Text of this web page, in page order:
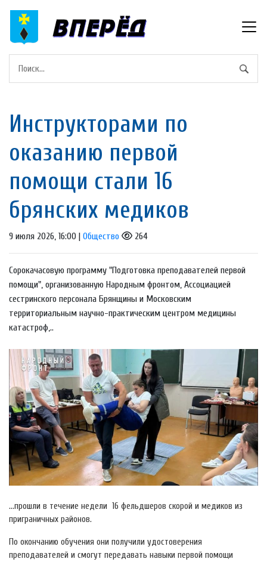
Инструкторами по
оказанию первой
помощи стали 16
брянских медиков
9 июля 2026, 16:00 | Общество 264
Сорокачасовую программу "Подготовка преподавателей первой
помощи", организованную Народным фронтом, Ассоциацией
сестринского персонала Брянщины и Московским
территориальным научно-практическим центром медицины
катастроф,..
…прошли в течение недели 16 фельдшеров скорой и медиков из
приграничных районов.
По окончанию обучения они получили удостоверения
преподавателей и смогут передавать навыки первой помощи